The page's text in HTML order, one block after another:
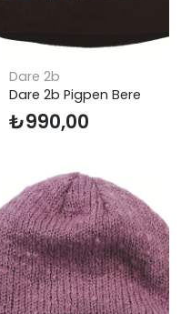
Dare 2b
Dare 2b Pigpen Bere
₺990,00